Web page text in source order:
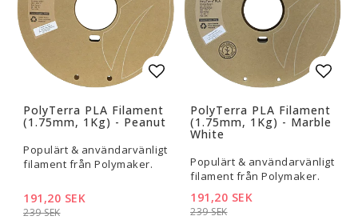
Lägg till i favoritlistan
PolyTerra PLA Filament
(1.75mm, 1Kg) - Peanut
Populärt & användarvänligt
filament från Polymaker.
239 SEK
191,20 SEK
PolyTerra PLA Filament
(1.75mm, 1Kg) - Marble
White
Populärt & användarvänligt
filament från Polymaker.
239 SEK
191,20 SEK